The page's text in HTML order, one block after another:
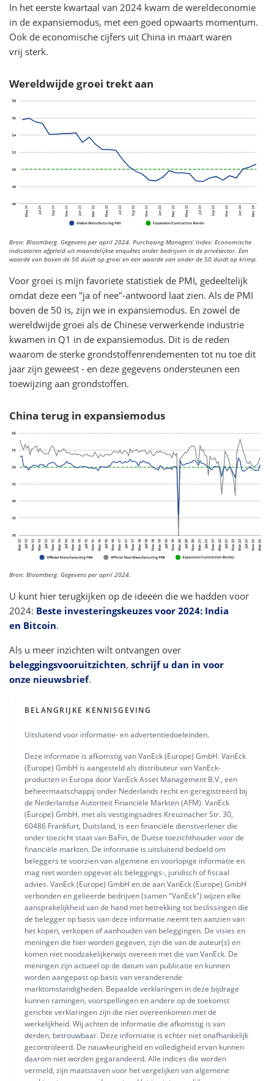
In het eerste kwartaal van 2024 kwam de wereldeconomie
in de expansiemodus, met een goed opwaarts momentum.
Ook de economische cijfers uit China in maart waren
vrij sterk.
Wereldwijde groei trekt aan
Bron: Bloomberg. Gegevens per april 2024. Purchasing Managers’ Index: Economische
indicatoren afgeleid uit maandelijkse enquêtes onder bedrijven in de privésector. Een
waarde van boven de 50 duidt op groei en een waarde van onder de 50 duidt op krimp.
Voor groei is mijn favoriete statistiek de PMI, gedeeltelijk
omdat deze een "ja of nee"-antwoord laat zien. Als de PMI
boven de 50 is, zijn we in expansiemodus. En zowel de
wereldwijde groei als de Chinese verwerkende industrie
kwamen in Q1 in de expansiemodus. Dit is de reden
waarom de sterke grondstoffenrendementen tot nu toe dit
jaar zijn geweest - en deze gegevens ondersteunen een
toewijzing aan grondstoffen.
China terug in expansiemodus
Bron: Bloomberg. Gegevens per april 2024.
U kunt hier terugkijken op de ideeën die we hadden voor
2024: Beste investeringskeuzes voor 2024: India
en Bitcoin.
Als u meer inzichten wilt ontvangen over
beleggingsvooruitzichten, schrijf u dan in voor
onze nieuwsbrief.
BELANGRIJKE KENNISGEVING
Uitsluitend voor informatie- en advertentiedoeleinden.
Deze informatie is afkomstig van VanEck (Europe) GmbH. VanEck
(Europe) GmbH is aangesteld als distributeur van VanEck-
producten in Europa door VanEck Asset Management B.V., een
beheermaatschappij onder Nederlands recht en geregistreerd bij
de Nederlandse Autoriteit Financiële Markten (AFM). VanEck
(Europe) GmbH, met als vestigingsadres Kreuznacher Str. 30,
60486 Frankfurt, Duitsland, is een financiële dienstverlener die
onder toezicht staat van BaFin, de Duitse toezichthouder voor de
financiële markten. De informatie is uitsluitend bedoeld om
beleggers te voorzien van algemene en voorlopige informatie en
mag niet worden opgevat als beleggings-, juridisch of fiscaal
advies. VanEck (Europe) GmbH en de aan VanEck (Europe) GmbH
verbonden en gelieerde bedrijven (samen "VanEck") wijzen elke
aansprakelijkheid van de hand met betrekking tot beslissingen die
de belegger op basis van deze informatie neemt ten aanzien van
het kopen, verkopen of aanhouden van beleggingen. De visies en
meningen die hier worden gegeven, zijn die van de auteur(s) en
komen niet noodzakelijkerwijs overeen met die van VanEck. De
meningen zijn actueel op de datum van publicatie en kunnen
worden aangepast op basis van veranderende
marktomstandigheden. Bepaalde verklaringen in deze bijdrage
kunnen ramingen, voorspellingen en andere op de toekomst
gerichte verklaringen zijn die niet overeenkomen met de
werkelijkheid. Wij achten de informatie die afkomstig is van
derden, betrouwbaar. Deze informatie is echter niet onafhankelijk
gecontroleerd. De nauwkeurigheid en volledigheid ervan kunnen
daarom niet worden gegarandeerd. Alle indices die worden
vermeld, zijn maatstaven voor het vergelijken van algemene